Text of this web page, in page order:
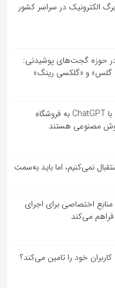
الکترونیک در سراسر کشور
حوزه گجت‌های پوشیدنی:
گلس» و «گلکسی رینگ»
هجوم کتاب‌های نوشته‌شده با ChatGPT به فروشگاه
هوش مصنوعی هستند
نمی‌کنیم، اما باید به‌سمت
OpenAI با پلتفرم Foundry منابع اختصاصی برای اجرای
می‌کند
خود را تامین می‌کند؟